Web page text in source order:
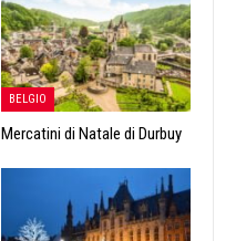
BELGIO
Mercatini di Natale di Durbuy